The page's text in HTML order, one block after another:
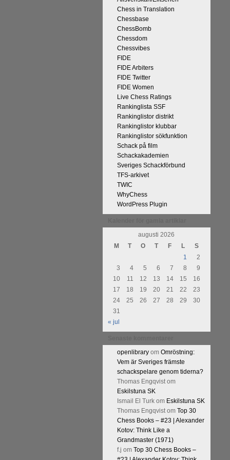
Chess in Translation
Chessbase
ChessBomb
Chessdom
Chessvibes
FIDE
FIDE Arbiters
FIDE Twitter
FIDE Women
Live Chess Ratings
Rankinglista SSF
Rankinglistor distrikt
Rankinglistor klubbar
Rankinglistor sökfunktion
Schack på film
Schackakademien
Sveriges Schackförbund
TFS-arkivet
TWIC
WhyChess
WordPress Plugin
augusti 2026
M
T O T F L
S
1
2
3
4 5 6 7 8
9
10
11 12 13 14 15
16
17
18 19 20 21 22
23
24
25 26 27 28 29
30
31
« jul
openlibraryom Omröstning:
Vem är Sveriges främste
schackspelare genom tiderna?
Thomas Engqvistom
Eskilstuna SK
Ismail El Turkom Eskilstuna SK
Thomas Engqvistom Top 30
Chess Books – #23 | Alexander
Kotov: Think Like a
Grandmaster (1971)
f.j om Top 30 Chess Books –